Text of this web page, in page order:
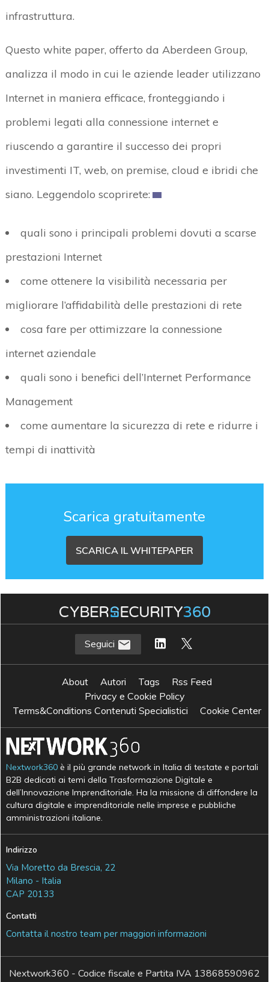
infrastruttura.
Questo white paper, offerto da Aberdeen Group,
analizza il modo in cui le aziende leader utilizzano
Internet in maniera efficace, fronteggiando i
problemi legati alla connessione internet e
riuscendo a garantire il successo dei propri
investimenti IT, web, on premise, cloud e ibridi che
siano. Leggendolo scoprirete:
quali sono i principali problemi dovuti a scarse
prestazioni Internet
come ottenere la visibilità necessaria per
migliorare l’affidabilità delle prestazioni di rete
cosa fare per ottimizzare la connessione
internet aziendale
quali sono i benefici dell’Internet Performance
Management
come aumentare la sicurezza di rete e ridurre i
tempi di inattività
Scarica gratuitamente
SCARICA IL WHITEPAPER
Seguici
About Autori Tags
Rss Feed
Privacy e Cookie Policy
Terms&Conditions Contenuti Specialistici
Cookie Center
Nextwork360 è il più grande network in Italia di testate e portali
B2B dedicati ai temi della Trasformazione Digitale e
dell’Innovazione Imprenditoriale. Ha la missione di diffondere la
cultura digitale e imprenditoriale nelle imprese e pubbliche
amministrazioni italiane.
Indirizzo
Via Moretto da Brescia, 22
Milano - Italia
CAP 20133
Contatti
Contatta il nostro team per maggiori informazioni
Nextwork360 - Codice fiscale e Partita IVA 13868590962